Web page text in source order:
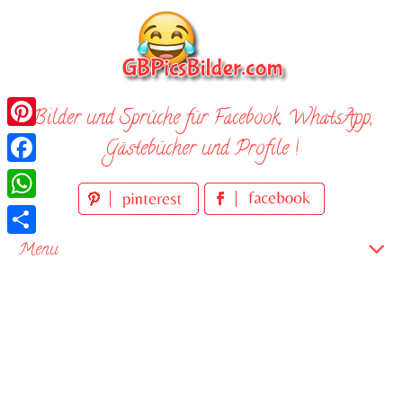
Bilder und Sprüche für Facebook, WhatsApp,
Gästebücher und Profile !
Menu
Pinterest
Facebook
WhatsApp
Teilen